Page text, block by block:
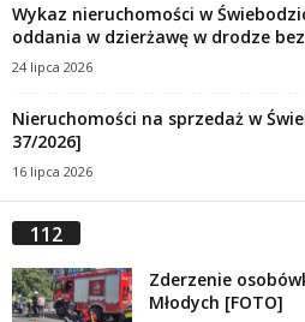
Wykaz nieruchomości w
oddania w dzierżawę w drodze
24 lipca 2026
Nieruchomości na sprzedaż w
37/2026]
16 lipca 2026
112
Zderzenie
Młodych [FOTO]